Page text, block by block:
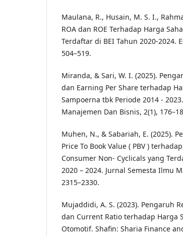
Maulana, R., Husain, M. S. I.,
ROA dan ROE Terhadap Harga
Terdaftar di BEI Tahun 2020-2024.
504–519.
Miranda, & Sari, W. I. (2025).
dan Earning Per Share terhadap
Sampoerna tbk Periode 2014 -
Manajemen Dan Bisnis, 2(1),
Muhen, N., & Sabariah, E. (2025).
Price To Book Value ( PBV )
Consumer Non- Cyclicals yang
2020 – 2024. Jurnal Semesta Ilmu
2315–2330.
Mujaddidi, A. S. (2023). Pengaruh
dan Current Ratio terhadap Harga
Otomotif. Shafin: Sharia Finance